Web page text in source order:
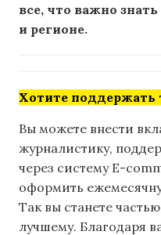
все, что важно
и регионе.
Хотите поддержать
Вы можете внести
журналистику,
через систему E-
оформить
Так вы станете
лучшему. Благодаря